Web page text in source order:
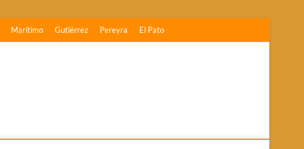
Marítimo Gutiérrez Pereyra El Pato